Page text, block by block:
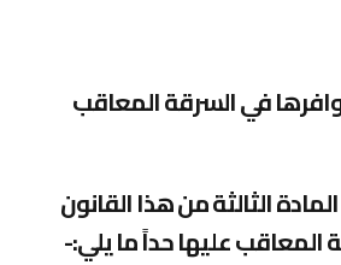
في السرقة المعاقب
الثالثة من هذا القانون
عليها حداً ما يلي:-